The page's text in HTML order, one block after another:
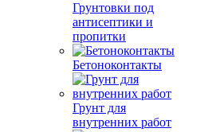
Грунтовки под
антисептики и
пропитки
Бетоноконтакты
Грунт для
внутренних работ